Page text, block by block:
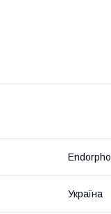
Україна